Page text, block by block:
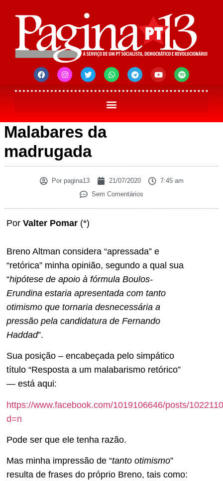
Malabares da
madrugada
Porpagina13 21/07/2020
7:45 am
Sem Comentários
Por Valter Pomar (*)
Breno Altman considera “apressada” e
“retórica” minha opinião, segundo a qual sua
“hipótese de apoio à fórmula Boulos-
Erundina estaria apresentada com tanto
otimismo que tornaria desnecessária a
pressão pela candidatura de Fernando
Haddad”.
Sua posição – encabeçada pelo simpático
título “Resposta a um malabarismo retórico”
— está aqui:
https://www.facebook.com/1019106646/posts/
d=n
Pode ser que ele tenha razão.
Mas minha impressão de “tanto otimismo”
resulta de frases do próprio Breno, tais como: